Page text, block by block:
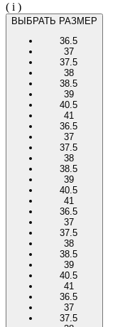
( i )
ВЫБРАТЬ РАЗМЕР
36.5
37
37.5
38
38.5
39
40.5
41
36.5
37
37.5
38
38.5
39
40.5
41
36.5
37
37.5
38
38.5
39
40.5
41
36.5
37
37.5